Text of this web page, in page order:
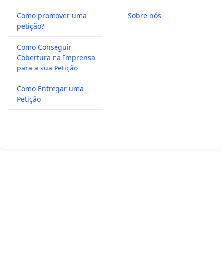
Como promover uma
petição?
Como Conseguir
Cobertura na Imprensa
para a sua Petição
Como Entregar uma
Petição
Sobre nós